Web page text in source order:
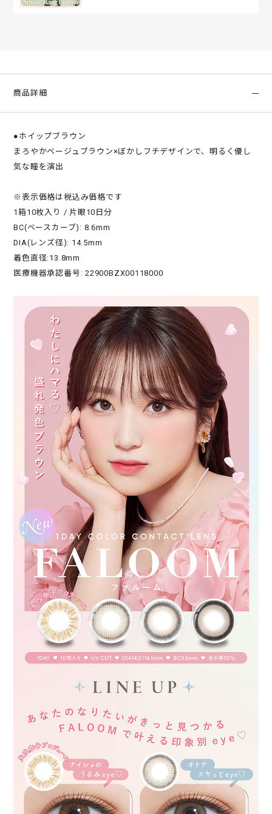
商品詳細
●ホイップブラウン
まろやかベージュブラウン×ぼかしフチデザインで、明るく優し
気な瞳を演出
※表示価格は税込み価格です
1箱10枚入り / 片眼10日分
BC(ベースカーブ): 8.6mm
DIA(レンズ径): 14.5mm
着色直径:13.8mm
医療機器承認番号: 22900BZX00118000